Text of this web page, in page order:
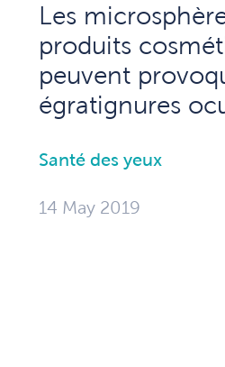
Les
produits
peuvent
égratignures
Santé des yeux
14 May 2019